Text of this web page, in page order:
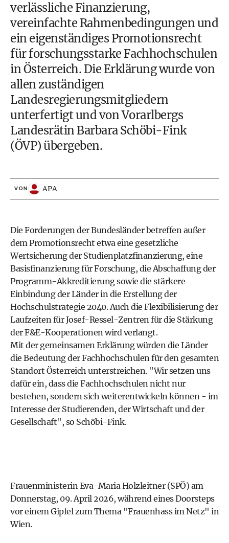
verlässliche Finanzierung,
vereinfachte Rahmenbedingungen und
ein eigenständiges Promotionsrecht
für forschungsstarke Fachhochschulen
in Österreich. Die Erklärung wurde von
allen zuständigen
Landesregierungsmitgliedern
unterfertigt und von Vorarlbergs
Landesrätin Barbara Schöbi-Fink
(ÖVP) übergeben.
VON APA
Die Forderungen der Bundesländer betreffen außer
dem Promotionsrecht etwa eine gesetzliche
Wertsicherung der Studienplatzfinanzierung, eine
Basisfinanzierung für Forschung, die Abschaffung der
Programm-Akkreditierung sowie die stärkere
Einbindung der Länder in die Erstellung der
Hochschulstrategie 2040. Auch die Flexibilisierung der
Laufzeiten für Josef-Ressel-Zentren für die Stärkung
der F&E-Kooperationen wird verlangt.
Mit der gemeinsamen Erklärung würden die Länder
die Bedeutung der Fachhochschulen für den gesamten
Standort Österreich unterstreichen. "Wir setzen uns
dafür ein, dass die Fachhochschulen nicht nur
bestehen, sondern sich weiterentwickeln können - im
Interesse der Studierenden, der Wirtschaft und der
Gesellschaft", so Schöbi-Fink.
Frauenministerin Eva-Maria Holzleitner (SPÖ) am
Donnerstag, 09. April 2026, während eines Doorsteps
vor einem Gipfel zum Thema "Frauenhass im Netz" in
Wien.